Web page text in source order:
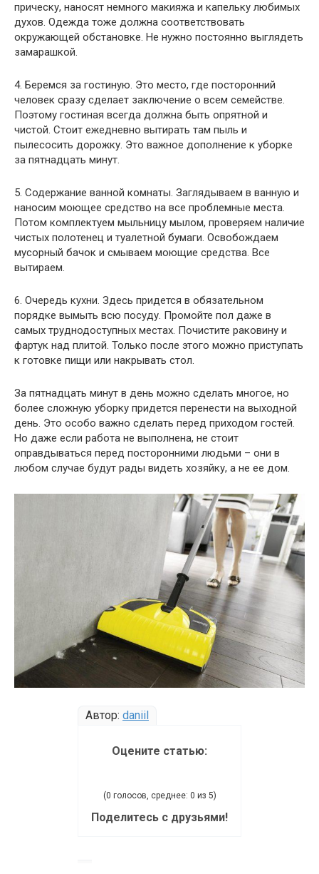
прическу, наносят немного макияжа и капельку любимых
духов. Одежда тоже должна соответствовать
окружающей обстановке. Не нужно постоянно выглядеть
замарашкой.
4. Беремся за гостиную. Это место, где посторонний
человек сразу сделает заключение о всем семействе.
Поэтому гостиная всегда должна быть опрятной и
чистой. Стоит ежедневно вытирать там пыль и
пылесосить дорожку. Это важное дополнение к уборке
за пятнадцать минут.
5. Содержание ванной комнаты. Заглядываем в ванную и
наносим моющее средство на все проблемные места.
Потом комплектуем мыльницу мылом, проверяем наличие
чистых полотенец и туалетной бумаги. Освобождаем
мусорный бачок и смываем моющие средства. Все
вытираем.
6. Очередь кухни. Здесь придется в обязательном
порядке вымыть всю посуду. Промойте пол даже в
самых труднодоступных местах. Почистите раковину и
фартук над плитой. Только после этого можно приступать
к готовке пищи или накрывать стол.
За пятнадцать минут в день можно сделать многое, но
более сложную уборку придется перенести на выходной
день. Это особо важно сделать перед приходом гостей.
Но даже если работа не выполнена, не стоит
оправдываться перед посторонними людьми – они в
любом случае будут рады видеть хозяйку, а не ее дом.
Автор: daniil
Оцените статью:
(0 голосов, среднее: 0 из 5)
Поделитесь с друзьями!